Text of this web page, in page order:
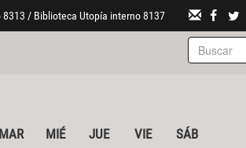
/ Biblioteca Utopía interno 8137
MAR MIÉ JUE VIE
SÁB